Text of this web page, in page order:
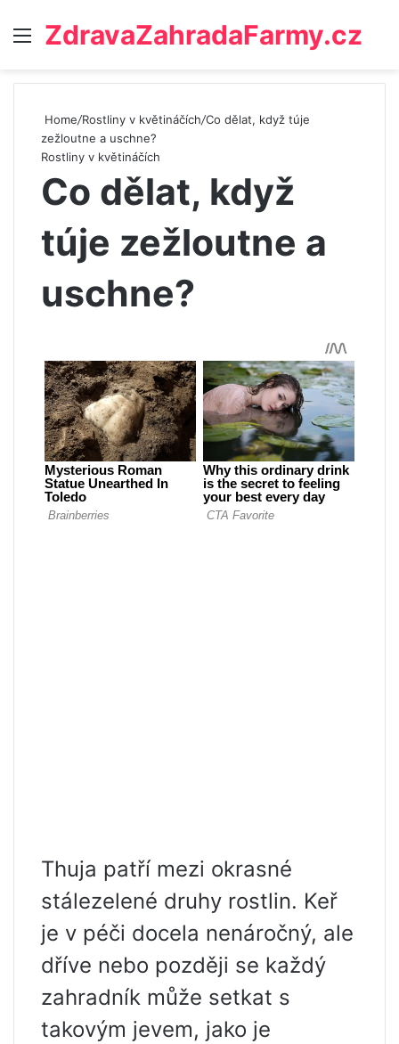
Menu
ZdravaZahradaFarmy.cz
Home/Rostliny v květináčích/Co dělat, když túje
zežloutne a uschne?
Rostliny v květináčích
Co dělat, když
túje zežloutne a
uschne?
Thuja patří mezi okrasné
stálezelené druhy rostlin. Keř
je v péči docela nenáročný, ale
dříve nebo později se každý
zahradník může setkat s
takovým jevem, jako je